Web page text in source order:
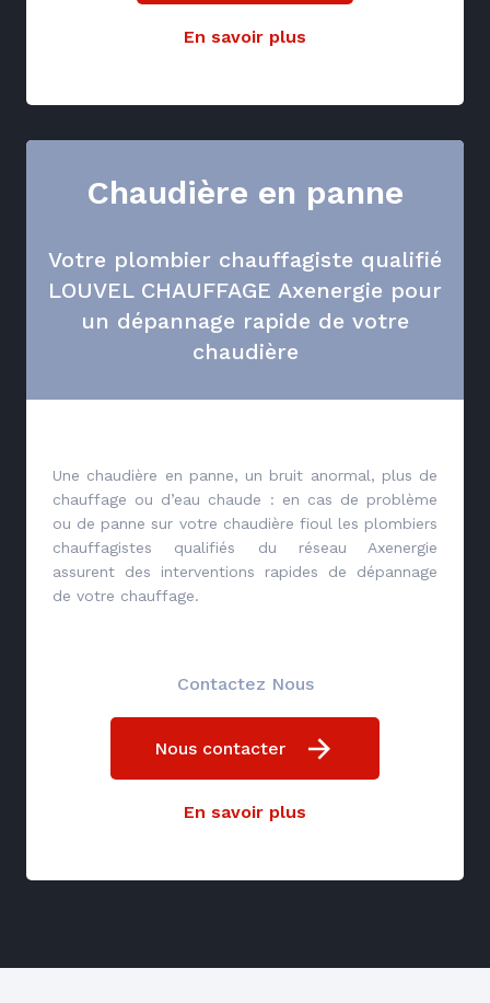
En savoir plus
Chaudière en panne
Votre plombier chauffagiste qualifié
LOUVEL CHAUFFAGE Axenergie pour
un dépannage rapide de votre
chaudière
Une chaudière en panne, un bruit anormal, plus de
chauffage ou d’eau chaude : en cas de problème
ou de panne sur votre chaudière fioul les plombiers
chauffagistes qualifiés du réseau Axenergie
assurent des interventions rapides de dépannage
de votre chauffage.
Contactez Nous
Nous contacter
En savoir plus